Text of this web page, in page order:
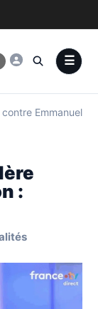
Emmanuel
: